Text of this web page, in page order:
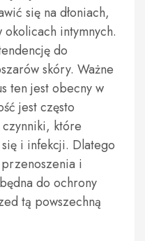
się na dłoniach,
intymnych.
do
skóry. Ważne
ten jest obecny w
jest często
które
i infekcji. Dlatego
i
do ochrony
tą powszechną